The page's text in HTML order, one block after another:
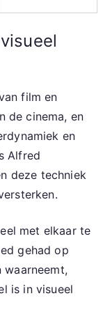
film en
de cinema, en
en
Alfred
deze techniek
met elkaar te
gehad op
is in visueel